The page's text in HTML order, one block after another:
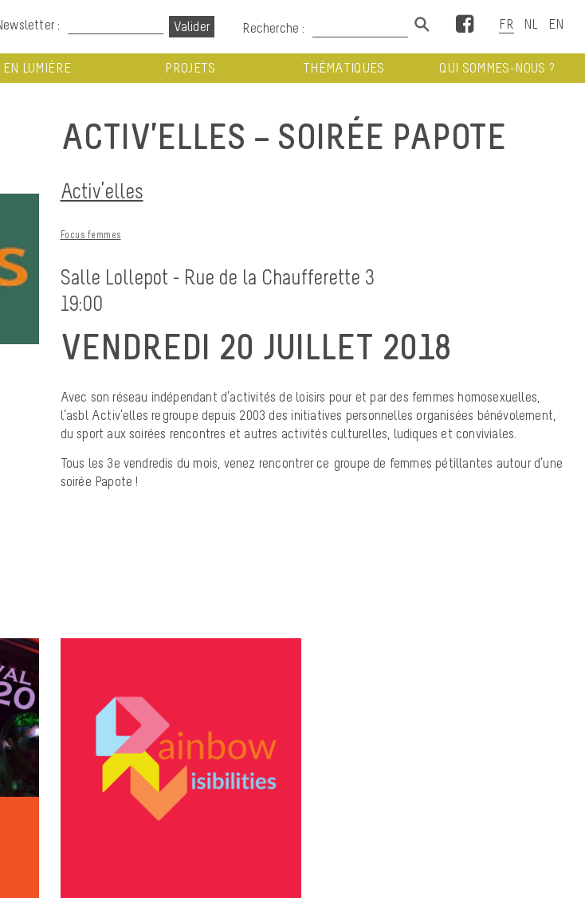
: Recherche : Facebook
EN LUMIÈRE PROJETS THÉMATIQUES QUI SOMMES-NOUS ?
ACTIV’ELLES – SOIRÉE PAPOTE
Activ’elles
Focus femmes
Salle Lollepot - Rue de la Chaufferette 3
19:00
VENDREDI 20 JUILLET 2018
Avec son réseau indépendant d’activités de loisirs pour et par des femmes homosexuelles,
l’asbl Activ’elles regroupe depuis 2003 des initiatives personnelles organisées bénévolement,
du sport aux soirées rencontres et autres activités culturelles, ludiques et conviviales.
Tous les 3e vendredis du mois, venez rencontrer ce groupe de femmes pétillantes autour d’une
soirée Papote !